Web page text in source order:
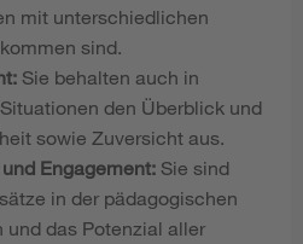
mit unterschiedlichen
sind.
Sie behalten auch in
den Überblick und
sowie Zuversicht aus.
Engagement: Sie sind
in der pädagogischen
und das Potenzial aller